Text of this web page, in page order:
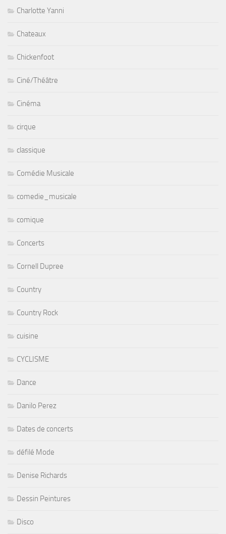
Charlotte Yanni
Chateaux
Chickenfoot
Ciné/Théâtre
Cinéma
cirque
classique
Comédie Musicale
comedie_musicale
comique
Concerts
Cornell Dupree
Country
Country Rock
cuisine
CYCLISME
Dance
Danilo Perez
Dates de concerts
défilé Mode
Denise Richards
Dessin Peintures
Disco